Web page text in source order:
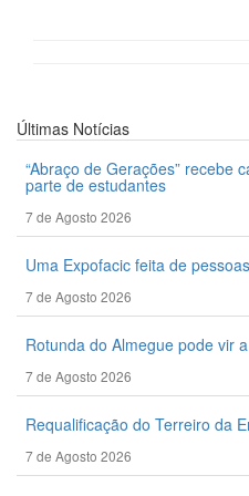
Últimas Notícias
“Abraço de Gerações” recebe
parte de estudantes
7 de Agosto 2026
Uma Expofacic feita de pessoas
7 de Agosto 2026
Rotunda do Almegue pode vir
7 de Agosto 2026
Requalificação do Terreiro da
7 de Agosto 2026